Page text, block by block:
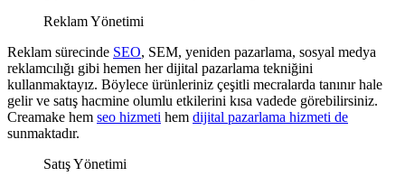
Reklam Yönetimi
Reklam sürecinde SEO, SEM, yeniden pazarlama, sosyal medya
reklamcılığı gibi hemen her dijital pazarlama tekniğini
kullanmaktayız. Böylece ürünleriniz çeşitli mecralarda tanınır hale
gelir ve satış hacmine olumlu etkilerini kısa vadede görebilirsiniz.
Creamake hem seo hizmeti hem dijital pazarlama hizmeti de
sunmaktadır.
Satış Yönetimi